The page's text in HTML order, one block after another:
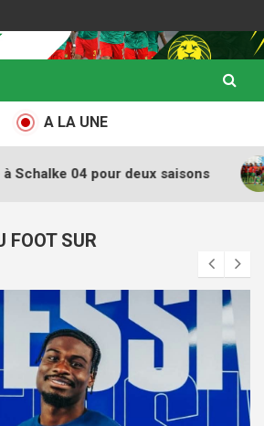
camerounais
A LA UNE
saisons CAN féminine
FOOT SUR